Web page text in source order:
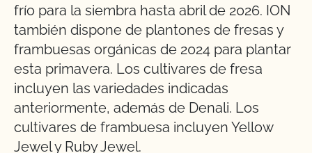
frío para la siembra hasta abril de 2026. ION
también dispone de plantones de fresas y
frambuesas orgánicas de 2024 para plantar
esta primavera. Los cultivares de fresa
incluyen las variedades indicadas
anteriormente, además de Denali. Los
cultivares de frambuesa incluyen Yellow
Jewel y Ruby Jewel.